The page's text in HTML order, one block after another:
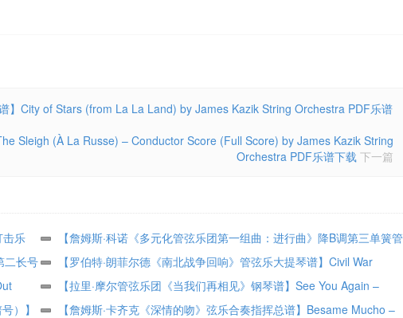
】City of Stars (from La La Land) by James Kazik String Orchestra PDF乐谱
Sleigh (À La Russe) – Conductor Score (Full Score) by James Kazik String
Orchestra PDF乐谱下载 下一篇
击乐
【詹姆斯·科诺《多元化管弦乐团第一组曲：进行曲》降B调第三单簧管
分谱】March from Suite for Variety Orchestra, No. 1 – Bb Clarinet 3 by
James Curnow Concert Band PDF乐谱下载
二长号
【罗伯特·朗菲尔德《南北战争回响》管弦乐大提琴谱】Civil War
Echoes – Cello by Robert Longfield Orchestra PDF乐谱下载
【拉里·摩尔管弦乐团《当我们再相见》钢琴谱】See You Again –
Piano by Larry Moore Orchestra PDF乐谱下载
）】 【詹姆斯·卡齐克《深情的吻》弦乐合奏指挥总谱】Besame Mucho –